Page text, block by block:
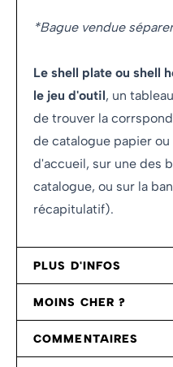
*Bague vendue
Le shell plate ou shell
le jeu d'outil, un
de trouver la
de catalogue papier
d'accueil, sur une des
catalogue, ou sur la
récapitulatif).
PLUS D'INFOS
MOINS CHER ?
COMMENTAIRES